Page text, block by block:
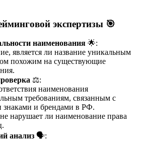
экспертизы 🎯
наименования 🌟:
является ли название уникальным
похожим на существующие
⚖️:
наименования
требованиям, связанным с
знаками и брендами в РФ.
нарушает ли наименование права
анализ 🗣️: